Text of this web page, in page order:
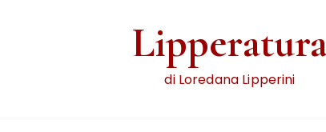
di Loredana Lipperini